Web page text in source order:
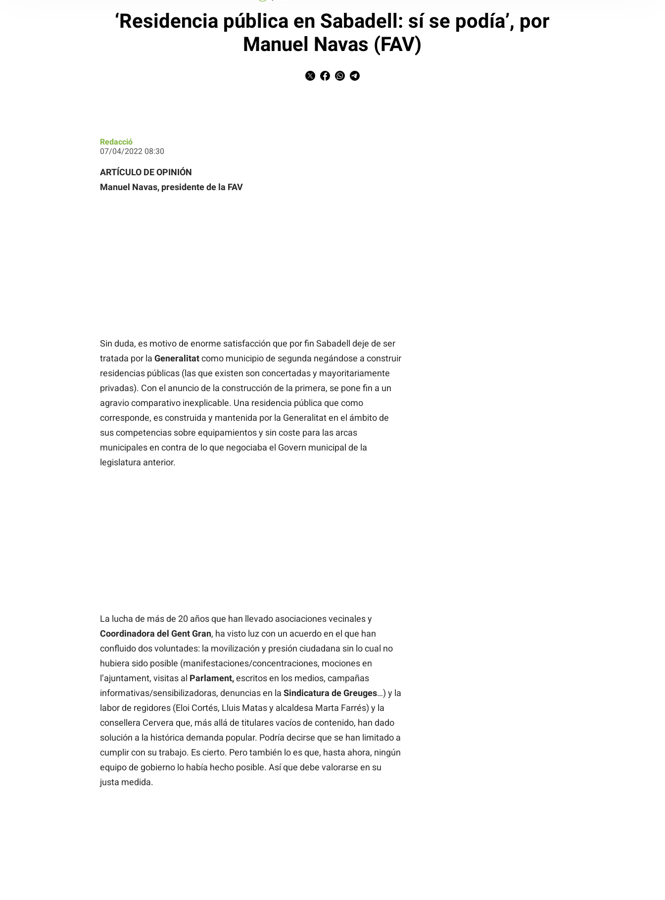
‘Residencia pública en Sabadell: sí se podía’, por
Manuel Navas (FAV)
Redacció
07/04/2022 08:30
ARTÍCULO DE OPINIÓN
Manuel Navas, presidente de la FAV
Sin duda, es motivo de enorme satisfacción que por fin Sabadell deje de ser
tratada por la Generalitatcomo municipio de segunda negándose a construir
residencias públicas (las que existen son concertadas y mayoritariamente
privadas). Con el anuncio de la construcción de la primera, se pone fin a un
agravio comparativo inexplicable. Una residencia pública que como
corresponde, es construida y mantenida por la Generalitat en el ámbito de
sus competencias sobre equipamientos y sin coste para las arcas
municipales en contra de lo que negociaba el Govern municipal de la
legislatura anterior.
La lucha de más de 20 años que han llevado asociaciones vecinales y
Coordinadora del Gent Gran, ha visto luz con un acuerdo en el que han
confluido dos voluntades: la movilización y presión ciudadana sin lo cual no
hubiera sido posible (manifestaciones/concentraciones, mociones en
l’ajuntament, visitas al Parlament,escritos en los medios, campañas
informativas/sensibilizadoras, denuncias en la Sindicatura de Greuges…) y la
labor de regidores (Eloi Cortés, Lluis Matas y alcaldesa Marta Farrés) y la
consellera Cervera que, más allá de titulares vacíos de contenido, han dado
solución a la histórica demanda popular. Podría decirse que se han limitado a
cumplir con su trabajo. Es cierto. Pero también lo es que, hasta ahora, ningún
equipo de gobierno lo había hecho posible. Así que debe valorarse en su
justa medida.